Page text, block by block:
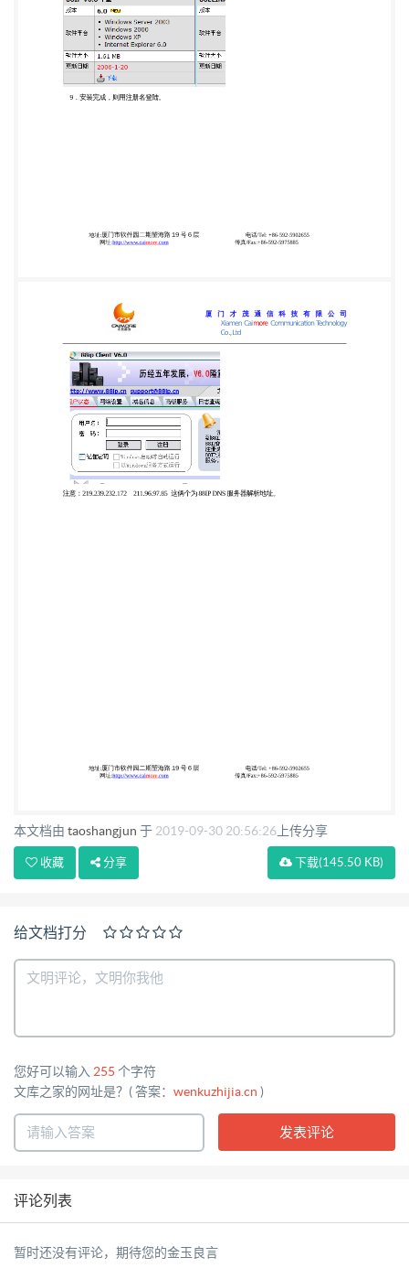
本文档由 taoshangjun 于 2019-09-30 20:56:26 上传分享
下载(145.50 KB)
收藏 分享
给文档打分
您好可以输入 255 个字符
文库之家的网址是？( 答案： wenkuzhijia.cn )
评论列表
暂时还没有评论，期待您的金玉良言